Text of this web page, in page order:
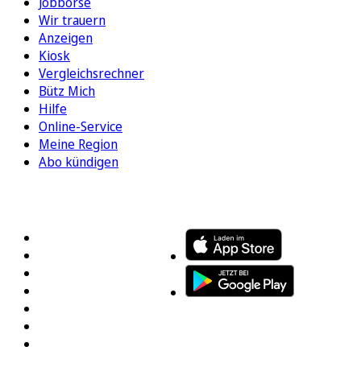
Wir trauern
Anzeigen
Kiosk
Vergleichsrechner
Bütz Mich
Hilfe
Online-Service
Meine Region
Abo kündigen